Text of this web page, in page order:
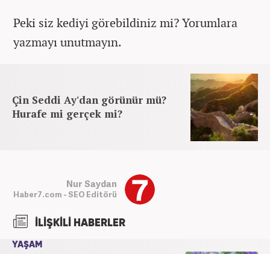
Peki siz kediyi görebildiniz mi? Yorumlara
yazmayı unutmayın.
Çin Seddi Ay'dan görünür mü?
Hurafe mi gerçek mi?
Nur Saydan
Haber7.com - SEO Editörü
İLİŞKİLİ HABERLER
YAŞAM